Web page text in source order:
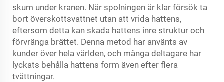
skum under kranen. När spolningen är klar försök ta
bort överskottsvattnet utan att vrida hattens,
eftersom detta kan skada hattens inre struktur och
förvränga brättet. Denna metod har använts av
kunder över hela världen, och många deltagare har
lyckats behålla hattens form även efter flera
tvättningar.